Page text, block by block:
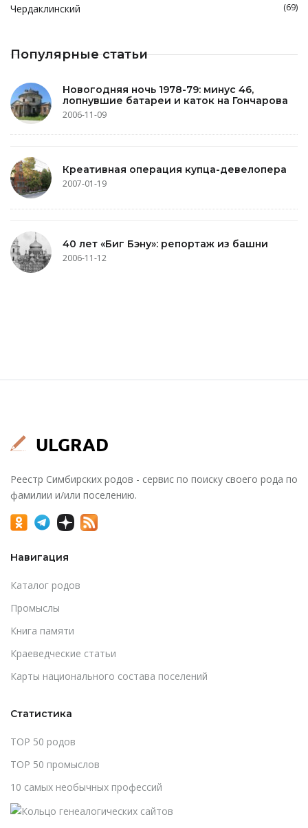
Чердаклинский (69)
Популярные статьи
Новогодняя ночь 1978-79: минус 46,
лопнувшие батареи и каток на Гончарова
2006-11-09
Креативная операция купца-девелопера
2007-01-19
40 лет «Биг Бэну»: репортаж из башни
2006-11-12
Реестр Симбирских родов - сервис по поиску своего рода по
фамилии и/или поселению.
Навигация
Каталог родов
Промыслы
Книга памяти
Краеведческие статьи
Карты национального состава поселений
Статистика
TOP 50 родов
TOP 50 промыслов
10 самых необычных профессий